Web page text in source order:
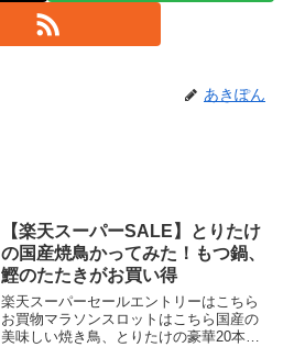
あきぽん
【楽天スーパーSALE】とりたけ
の国産焼鳥かってみた！もつ鍋、
鰹のたたきがお買い得
楽天スーパーセールエントリーはこちら
お買物マラソンスロットはこちら国産の
美味しい焼き鳥、とりたけの豪華20本セ